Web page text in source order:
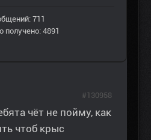
711
получено: 4891
чёт не пойму, как
чтоб крыс
#130958